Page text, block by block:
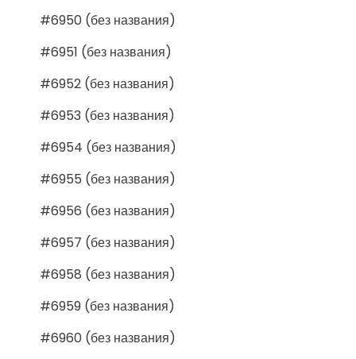
#6950 (без названия)
#6951 (без названия)
#6952 (без названия)
#6953 (без названия)
#6954 (без названия)
#6955 (без названия)
#6956 (без названия)
#6957 (без названия)
#6958 (без названия)
#6959 (без названия)
#6960 (без названия)